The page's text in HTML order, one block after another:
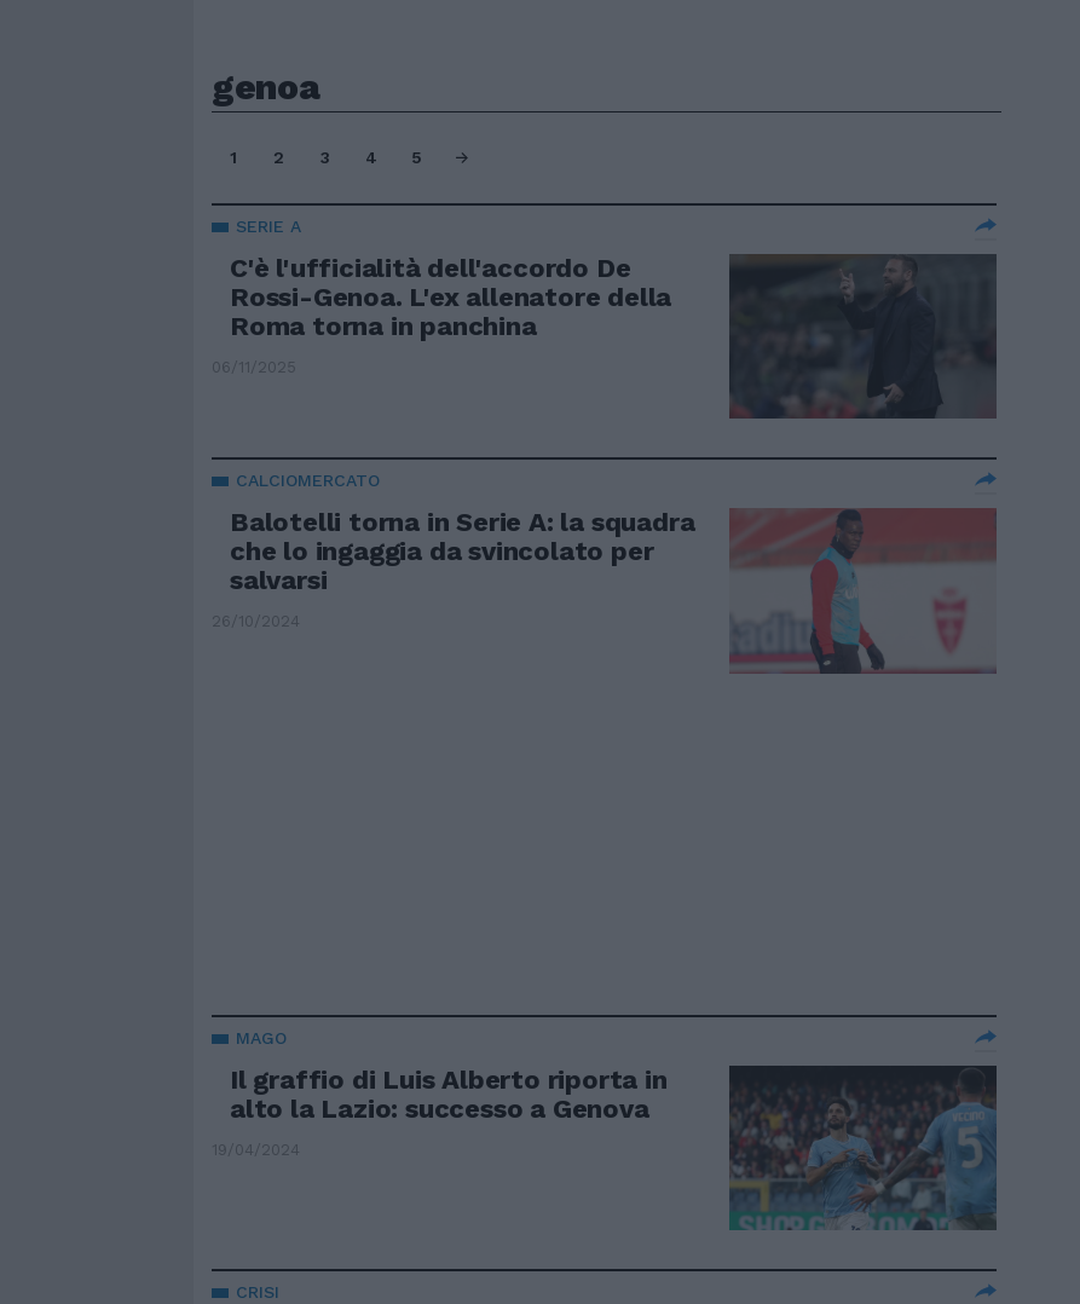
genoa
1 2 3 4 5
SERIE A
C'è l'ufficialità dell'accordo De
Rossi-Genoa. L'ex allenatore della
Roma torna in panchina
06/11/2025
CALCIOMERCATO
Balotelli torna in Serie A: la squadra
che lo ingaggia da svincolato per
salvarsi
26/10/2024
MAGO
Il graffio di Luis Alberto riporta in
alto la Lazio: successo a Genova
19/04/2024
CRISI